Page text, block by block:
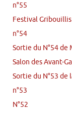
n°55
Festival Gribouillis
n°54
Sortie du N°54 de
Salon des Avant-
Sortie du N°53 de
n°53
N°52